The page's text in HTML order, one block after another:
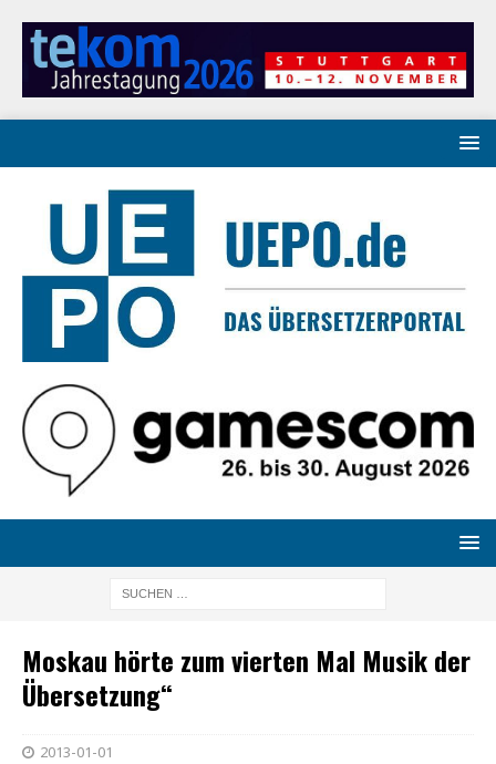
Moskau hörte zum vierten Mal Musik der
Übersetzung“
2013-01-01